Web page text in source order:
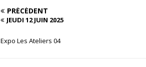
PRÉCÉDENT
JEUDI 12 JUIN 2025
Expo Les Ateliers 04